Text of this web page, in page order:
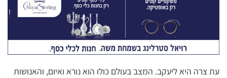
עת צרה היא ליעקב. המצב בעולם כולו הוא נורא ואיום, והאנושות